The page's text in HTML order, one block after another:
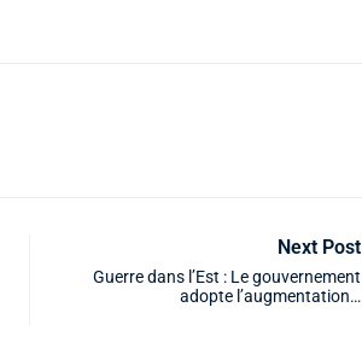
Next Post
Guerre dans l’Est : Le gouvernement
adopte l’augmentation…